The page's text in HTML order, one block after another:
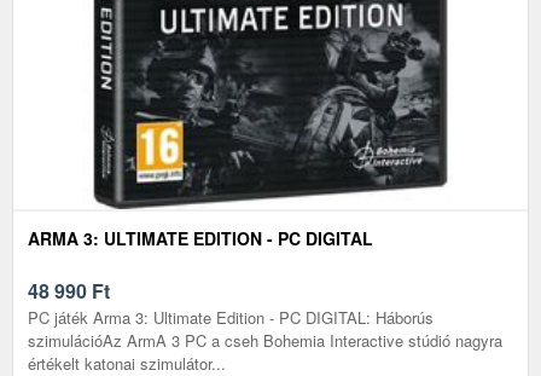
ARMA 3: ULTIMATE EDITION - PC DIGITAL
48 990 Ft
PC játék Arma 3: Ultimate Edition - PC DIGITAL: Háborús
szimulációAz ArmA 3 PC a cseh Bohemia Interactive stúdió nagyra
értékelt katonai szimulátor...